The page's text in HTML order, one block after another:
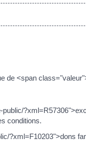
de <span
conditions.
?xml=F10203">dons